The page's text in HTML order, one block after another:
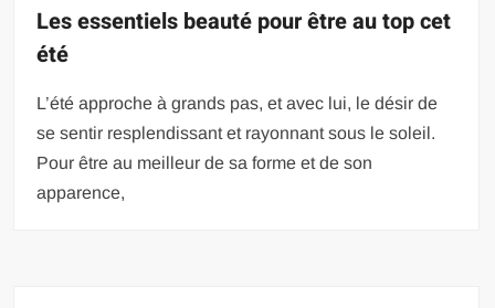
Les essentiels beauté pour être au top cet
été
L’été approche à grands pas, et avec lui, le désir de
se sentir resplendissant et rayonnant sous le soleil.
Pour être au meilleur de sa forme et de son
apparence,